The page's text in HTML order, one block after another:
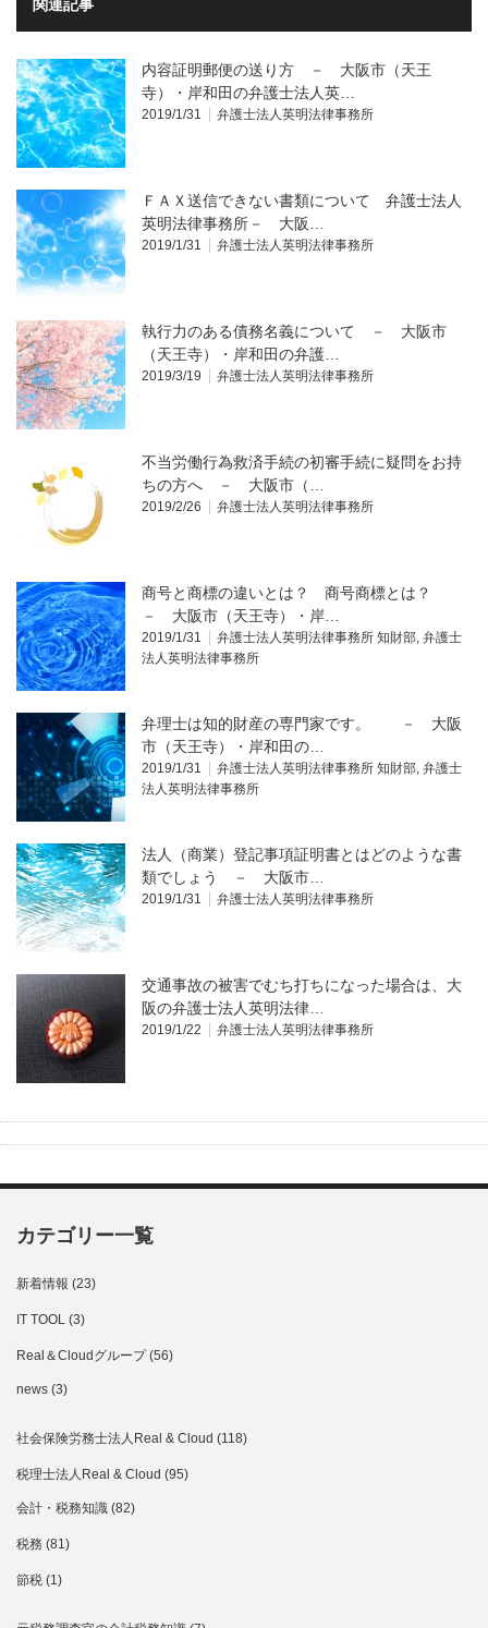
関連記事
内容証明郵便の送り方 － 大阪市（天王
寺）・岸和田の弁護士法人英…
2019/1/31 弁護士法人英明法律事務所
ＦＡＸ送信できない書類について 弁護士法人
英明法律事務所－ 大阪…
2019/1/31 弁護士法人英明法律事務所
執行力のある債務名義について － 大阪市
（天王寺）・岸和田の弁護…
2019/3/19 弁護士法人英明法律事務所
不当労働行為救済手続の初審手続に疑問をお持
ちの方へ － 大阪市（…
2019/2/26 弁護士法人英明法律事務所
商号と商標の違いとは？ 商号商標とは？
－ 大阪市（天王寺）・岸…
2019/1/31 弁護士法人英明法律事務所 知財部, 弁護士
法人英明法律事務所
弁理士は知的財産の専門家です。 － 大阪
市（天王寺）・岸和田の…
2019/1/31 弁護士法人英明法律事務所 知財部, 弁護士
法人英明法律事務所
法人（商業）登記事項証明書とはどのような書
類でしょう － 大阪市…
2019/1/31 弁護士法人英明法律事務所
交通事故の被害でむち打ちになった場合は、大
阪の弁護士法人英明法律…
2019/1/22 弁護士法人英明法律事務所
カテゴリー一覧
新着情報 (23)
IT TOOL (3)
Real＆Cloudグループ(56)
news (3)
社会保険労務士法人Real & Cloud (118)
税理士法人Real & Cloud (95)
会計・税務知識 (82)
税務 (81)
節税 (1)